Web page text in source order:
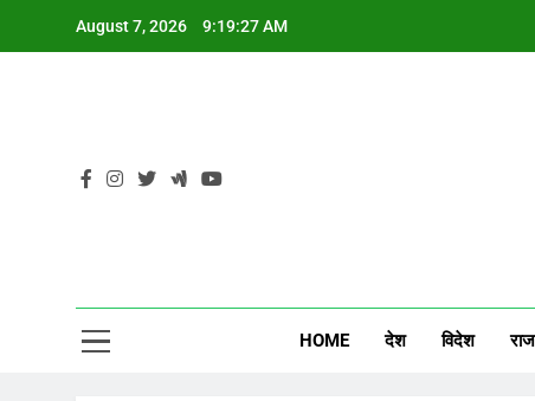
August 7, 2026 9:19:28 AM
HOME देश विदेश